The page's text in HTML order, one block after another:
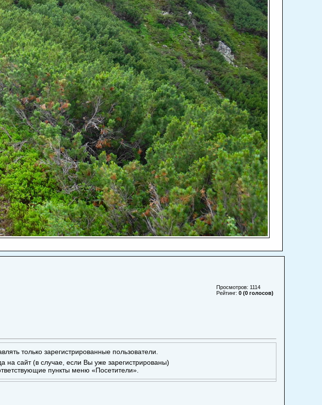
Просмотров: 1114
Рейтинг: 0 (0 голосов)
только зарегистрированные пользователи.
на сайт (в случае, если Вы уже зарегистрированы)
пункты меню «Посетители».